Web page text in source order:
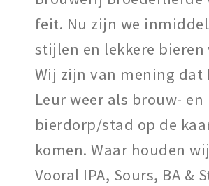
feit. Nu zijn we
stijlen en lekkere bieren
Wij zijn van mening dat
Leur weer als brouw- en
bierdorp/stad op de
komen. Waar houden
Vooral IPA, Sours, BA &